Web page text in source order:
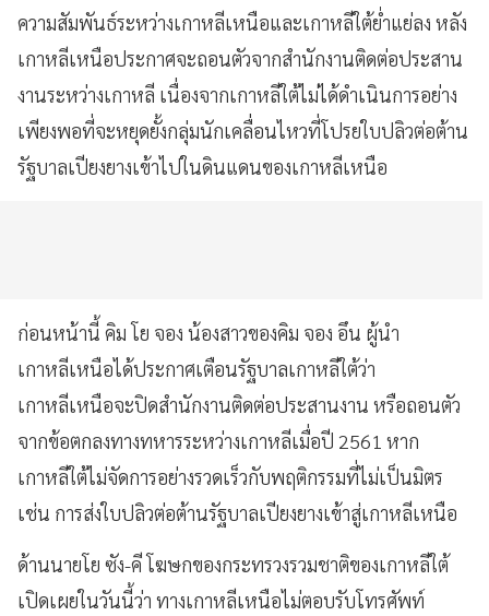
ความสัมพันธ์ระหว่างเกาหลีเหนือและเกาหลีใต้ย่ำแย่ลง หลัง
เกาหลีเหนือประกาศจะถอนตัวจากสำนักงานติดต่อประสาน
งานระหว่างเกาหลี เนื่องจากเกาหลีใต้ไม่ได้ดำเนินการอย่าง
เพียงพอที่จะหยุดยั้งกลุ่มนักเคลื่อนไหวที่โปรยใบปลิวต่อต้าน
รัฐบาลเปียงยางเข้าไปในดินแดนของเกาหลีเหนือ
ก่อนหน้านี้ คิม โย จอง น้องสาวของคิม จอง อึน ผู้นำ
เกาหลีเหนือได้ประกาศเตือนรัฐบาลเกาหลีใต้ว่า
เกาหลีเหนือจะปิดสำนักงานติดต่อประสานงาน หรือถอนตัว
จากข้อตกลงทางทหารระหว่างเกาหลีเมื่อปี 2561 หาก
เกาหลีใต้ไม่จัดการอย่างรวดเร็วกับพฤติกรรมที่ไม่เป็นมิตร
เช่น การส่งใบปลิวต่อต้านรัฐบาลเปียงยางเข้าสู่เกาหลีเหนือ
ด้านนายโย ซัง-คี โฆษกของกระทรวงรวมชาติของเกาหลีใต้
เปิดเผยในวันนี้ว่า ทางเกาหลีเหนือไม่ตอบรับโทรศัพท์